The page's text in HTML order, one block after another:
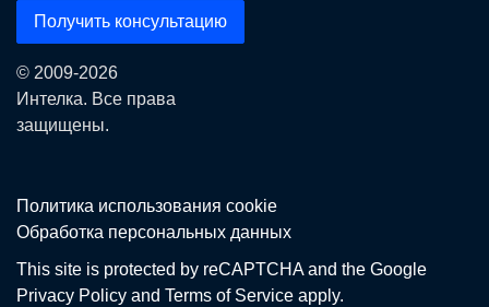
Получить консультацию
© 2009-2026
Интелка. Все права
защищены.
Политика использования сookie
Обработка персональных данных
This site is protected by reCAPTCHA and the Google
Privacy Policy and Terms of Service apply.